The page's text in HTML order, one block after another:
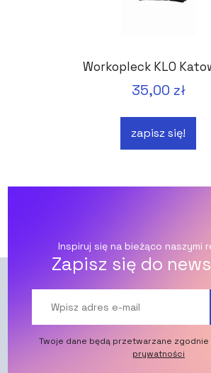
Workopleck KLO
35,00 zł
zapisz się!
Inspiruj się na bieżąco naszymi
Zapisz się do
Twoje dane będą przetwarzane zgodnie
prywatności